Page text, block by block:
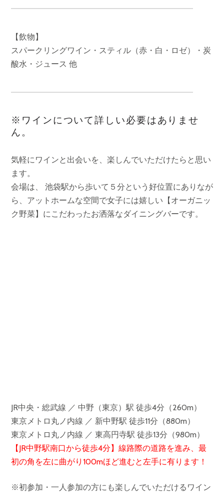
【飲物】
スパークリングワイン・スティル（赤・白・ロゼ）・炭
酸水・ジュース 他
※ワインについて詳しい必要はありませ
ん。
気軽にワインと出会いを、楽しんでいただけたらと思い
ます。
会場は、 池袋駅から歩いて５分という好位置にありなが
ら、アットホームな空間で女子には嬉しい【オーガニッ
ク野菜】にこだわったお洒落なダイニングバーです。
JR中央・総武線 ／ 中野（東京）駅 徒歩4分（260m）
東京メトロ丸ノ内線 ／ 新中野駅 徒歩11分（880m）
東京メトロ丸ノ内線 ／ 東高円寺駅 徒歩13分（980m）
【JR中野駅南口から徒歩4分】線路際の道路を進み、最
初の角を左に曲がり100mほど進むと左手に有ります！
※初参加・一人参加の方にも楽しんでいただけるワイン